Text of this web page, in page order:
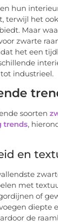
hun
terwijl het
Maar
zwarte
het een
industrieel.
soorten
trends,
en
met
of
diepte
de